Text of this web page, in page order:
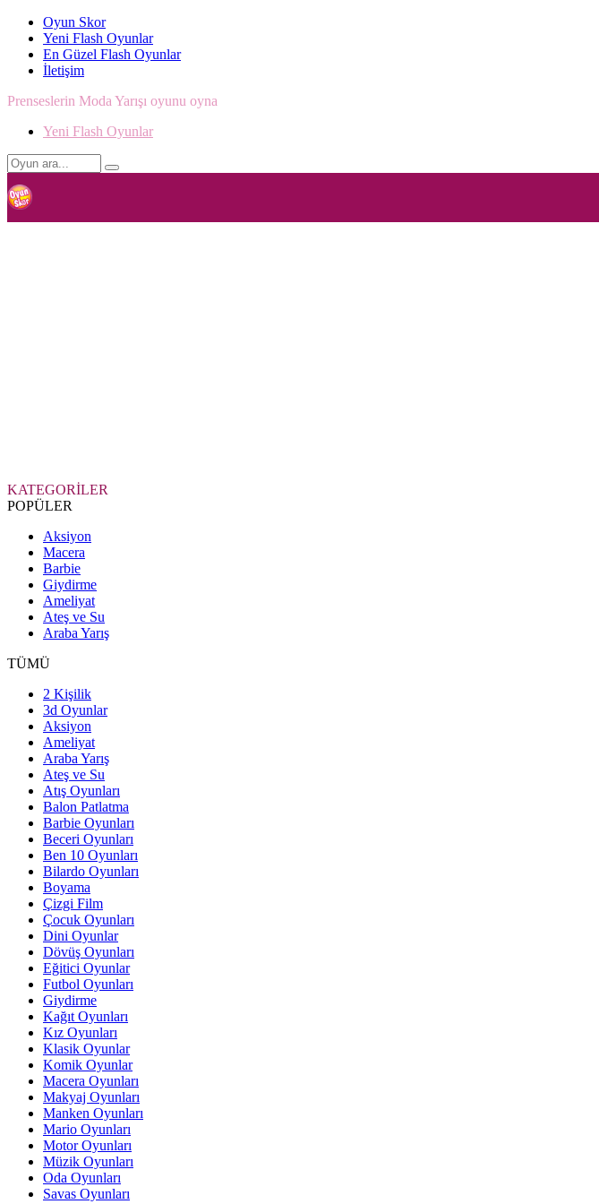
Oyun Skor
Yeni Flash Oyunlar
En Güzel Flash Oyunlar
İletişim
Prenseslerin Moda Yarışı oyunu oyna
Yeni Flash Oyunlar
KATEGORİLER
POPÜLER
Aksiyon
Macera
Barbie
Giydirme
Ameliyat
Ateş ve Su
Araba Yarış
TÜMÜ
2 Kişilik
3d Oyunlar
Aksiyon
Ameliyat
Araba Yarış
Ateş ve Su
Atış Oyunları
Balon Patlatma
Barbie Oyunları
Beceri Oyunları
Ben 10 Oyunları
Bilardo Oyunları
Boyama
Çizgi Film
Çocuk Oyunları
Dini Oyunlar
Dövüş Oyunları
Eğitici Oyunlar
Futbol Oyunları
Giydirme
Kağıt Oyunları
Kız Oyunları
Klasik Oyunlar
Komik Oyunlar
Macera Oyunları
Makyaj Oyunları
Manken Oyunları
Mario Oyunları
Motor Oyunları
Müzik Oyunları
Oda Oyunları
Savas Oyunları